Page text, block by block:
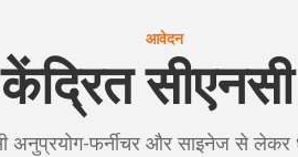
आवेदन
अनुप्रयोग-फर्नीचर और साइनेज से